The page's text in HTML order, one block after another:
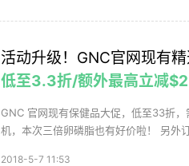
活动升级！GNC官网现有
低至3.3折/额外最高立减
GNC 官网现有保健品大促，低至33折
机，本次三倍卵磷脂也有好价啦！ 另外
2018-5-7 11:53